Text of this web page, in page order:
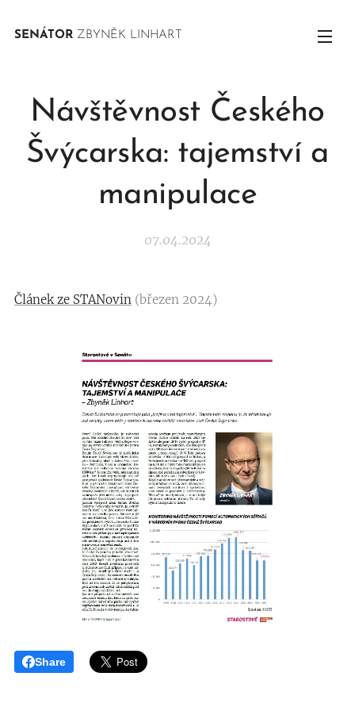
SENÁTOR ZBYNĚK LINHART
Návštěvnost Českého
Švýcarska: tajemství a
manipulace
07.04.2024
Článek ze STANovin (březen 2024)
Share